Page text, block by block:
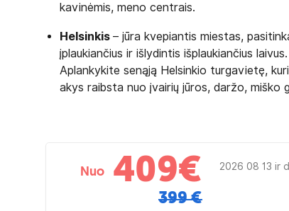
kavinėmis, meno centrais.
Helsinkis – jūra kvepiantis miestas,
įplaukiančius ir išlydintis išplaukiančius laivus.
Aplankykite senąją Helsinkio turgavietę,
akys raibsta nuo įvairių jūros, daržo, miško
Nuo 409€
399 €
2026 08 13 ir